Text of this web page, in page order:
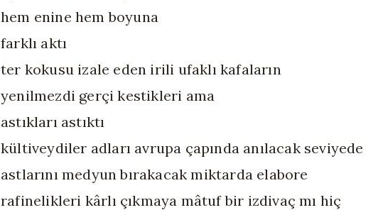
hem enine hem boyuna
farklı aktı
ter kokusu izale eden irili ufaklı kafaların
yenilmezdi gerçi kestikleri ama
astıkları astıktı
kültiveydiler adları avrupa çapında anılacak seviyede
astlarını medyun bırakacak miktarda elabore
rafinelikleri kârlı çıkmaya mâtuf bir izdivaç mı hiç